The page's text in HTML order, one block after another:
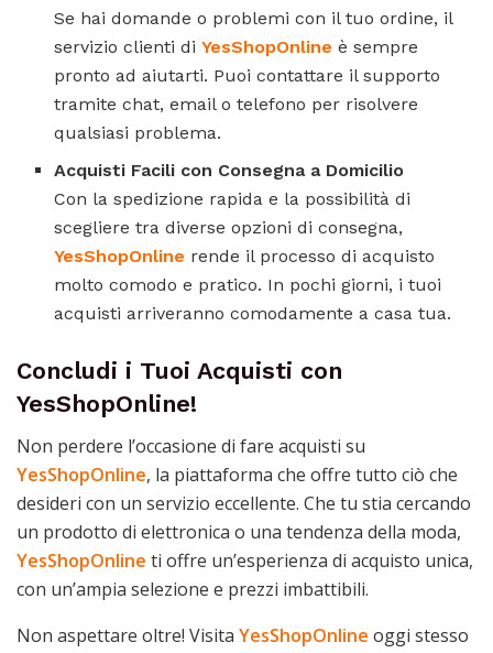
Se hai domande o problemi con il tuo ordine, il
servizio clienti diYesShopOnline è sempre
pronto ad aiutarti. Puoi contattare il supporto
tramite chat, email o telefono per risolvere
qualsiasi problema.
Acquisti Facili con Consegna a Domicilio
Con la spedizione rapida e la possibilità di
scegliere tra diverse opzioni di consegna,
YesShopOnline rende il processo di acquisto
molto comodo e pratico. In pochi giorni, i tuoi
acquisti arriveranno comodamente a casa tua.
Concludi i Tuoi Acquisti con
YesShopOnline!
Non perdere l’occasione di fare acquisti su
YesShopOnline, la piattaforma che offre tutto ciò che
desideri con un servizio eccellente. Che tu stia cercando
un prodotto di elettronica o una tendenza della moda,
YesShopOnline ti offre un’esperienza di acquisto unica,
con un’ampia selezione e prezzi imbattibili.
Non aspettare oltre! Visita YesShopOnline oggi stesso